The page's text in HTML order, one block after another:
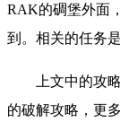
RAK的碉堡外面
到。相关的任务
上文中的攻
的破解攻略，更